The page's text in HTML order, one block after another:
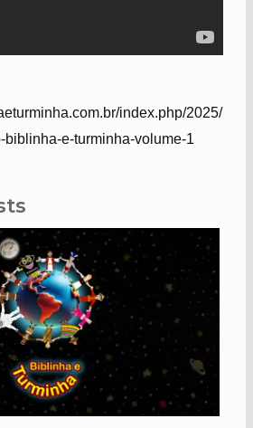
index.php/2025/
biblinha-e-turminha-volume-1